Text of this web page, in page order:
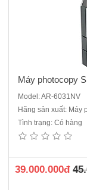
Máy photocopy
Model: AR-6031NV
Hãng sản xuất: Máy
Tình trạng: Có hàng
39.000.000đ